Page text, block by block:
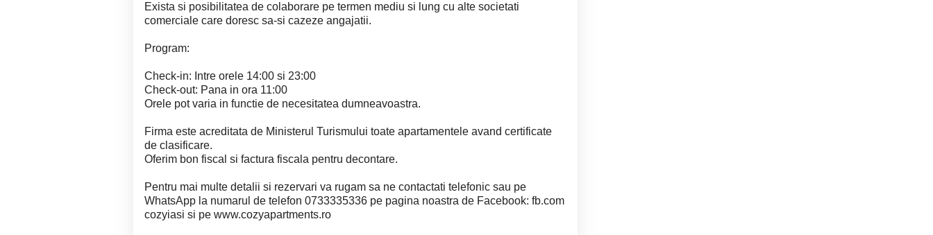
Exista si posibilitatea de colaborare pe termen mediu si lung cu alte societati
comerciale care doresc sa-si cazeze angajatii.
Program:
Check-in: Intre orele 14:00 si 23:00
Check-out: Pana in ora 11:00
Orele pot varia in functie de necesitatea dumneavoastra.
Firma este acreditata de Ministerul Turismului toate apartamentele avand certificate
de clasificare.
Oferim bon fiscal si factura fiscala pentru decontare.
Pentru mai multe detalii si rezervari va rugam sa ne contactati telefonic sau pe
WhatsApp la numarul de telefon 0733335336 pe pagina noastra de Facebook: fb.com
cozyiasi si pe www.cozyapartments.ro